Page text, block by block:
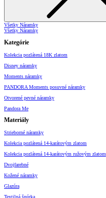
Všetky Náramky
Všetky Náramky
Kategórie
Kolekcia pozlátená 18K zlatom
Disney náramky
Moments náramky
PANDORA Moments posuvné náramky
Otvorené pevné náramky
Pandora Me
Materiály
Strieborné náramky
Kolekcia pozlátená 14-karátovým zlatom
Kolekcia pozlátená 14-karátovým ružovým zlatom
Dvojfarebné
Kožené náramky
Glazúra
Textilná šnúrka